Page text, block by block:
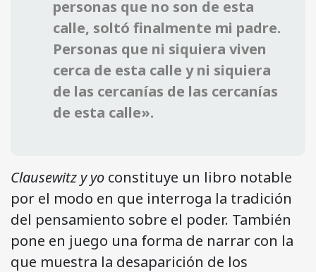
personas que no son de esta
calle, soltó finalmente mi padre.
Personas que ni siquiera viven
cerca de esta calle y ni siquiera
de las cercanías de las cercanías
de esta calle».
Clausewitz y yo constituye un libro notable
por el modo en que interroga la tradición
del pensamiento sobre el poder. También
pone en juego una forma de narrar con la
que muestra la desaparición de los